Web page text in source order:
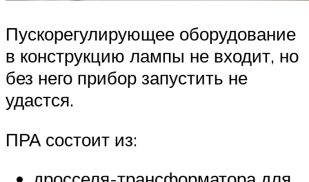
Пускорегулирующее оборудование
в конструкцию лампы не входит, но
без него прибор запустить не
удастся.
ПРА состоит из: